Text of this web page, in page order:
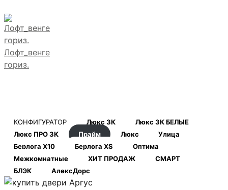
Лофт_венге
гориз.
КОНФИГУРАТОР Люкс 3К
Люкс 3К БЕЛЫЕ
Люкс ПРО 3К
Прайм Люкс
Улица
Берлога Х10
Берлога XS
Оптима
Межкомнатные
ХИТ ПРОДАЖ
СМАРТ
БЛЭК
АлексДорс